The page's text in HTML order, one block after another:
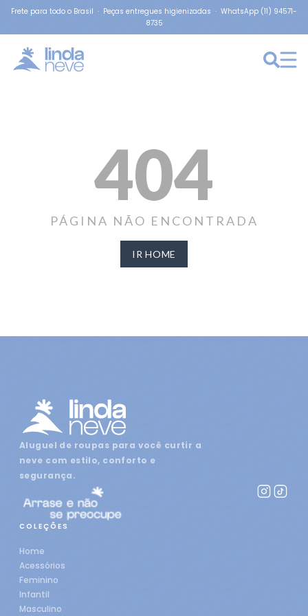
Frete para todo o Brasil · Peças entregues higienizadas · WhatsApp (11) 94571-
8735
404
PÁGINA NÃO ENCONTRADA
IR HOME
Aluguel de roupas para você curtir a
neve com estilo, conforto e
segurança.
COLEÇÕES
Home
Acessórios
Feminino
Infantil
Masculino